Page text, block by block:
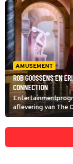
AMUSEMENT
ROB GOOSSENS EN
CONNECTION
aflevering van The
Goossens en Eric
verborgen